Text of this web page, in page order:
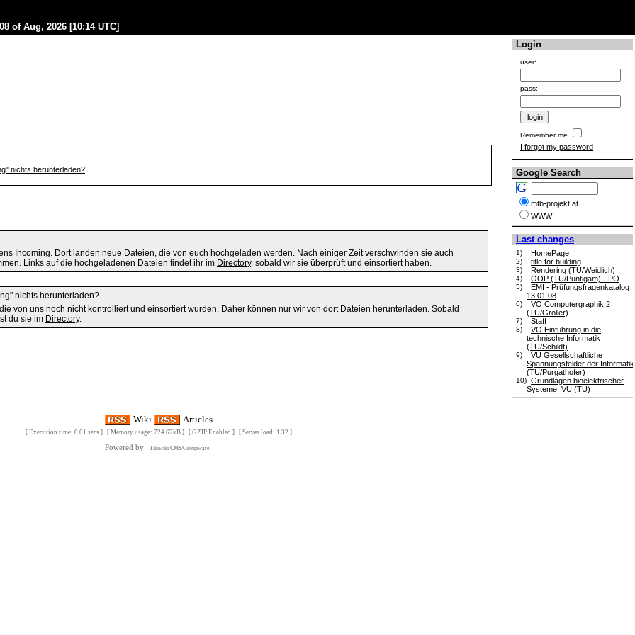
of Aug, 2026 [10:14 UTC]
nichts herunterladen?
Incoming. Dort landen neue Dateien, die von euch hochgeladen werden. Nach einiger Zeit verschwinden sie auch
Links auf die hochgeladenen Dateien findet ihr im Directory, sobald wir sie überprüft und einsortiert haben.
nichts herunterladen?
von uns noch nicht kontrolliert und einsortiert wurden. Daher können nur wir von dort Dateien herunterladen. Sobald
du sie im Directory.
Login
user:
pass:
Remember me
I forgot my password
Google Search
mtb-projekt.at
WWW
Last changes
1) HomePage
2) title for building
3) Rendering (TU/Weidlich)
4) OOP (TU/Puntigam) - PO
5)
EMI - Prüfungsfragenkatalog
13.01.08
6)
VO Computergraphik 2
(TU/Gröller)
7) Staff
8)
VO Einführung in die
technische Informatik
(TU/Schildt)
9)
VU Gesellschaftliche
Spannungsfelder der Informatik
(TU/Purgathofer)
10) Grundlagen bioelektrischer
Systeme, VU (TU)
Wiki Articles
[ Execution time: 0.01 secs ] [ Memory usage: 724.67kB ] [ GZIP Enabled ] [ Server load: 1.32 ]
Powered by Tikiwiki CMS/Groupware